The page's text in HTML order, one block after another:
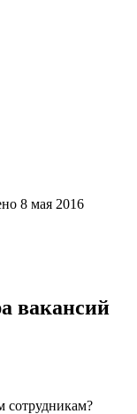
8 мая 2016
вакансий
сотрудникам?